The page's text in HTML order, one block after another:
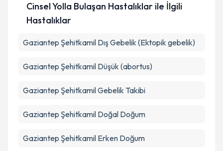
Cinsel Yolla Bulaşan Hastalıklar ile İlgili
Hastalıklar
Gaziantep Şehitkamil Dış Gebelik (Ektopik gebelik)
Gaziantep Şehitkamil Düşük (abortus)
Gaziantep Şehitkamil Gebelik Takibi
Gaziantep Şehitkamil Doğal Doğum
Gaziantep Şehitkamil Erken Doğum